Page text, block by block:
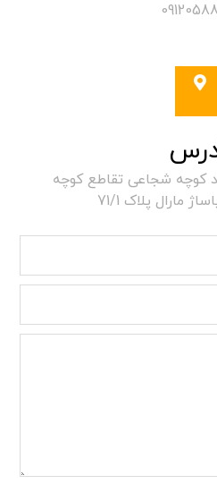
کوچه شجاعی تقاطع کوچه
مارال پلاک 71/1